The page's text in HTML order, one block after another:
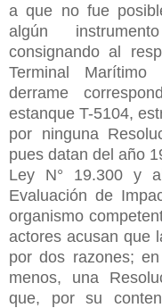
a que no fue
algún
consignando al
Terminal
derrame
estanque T-5104,
por ninguna
pues datan del año
Ley N° 19.300 y
Evaluación de
organismo
actores acusan que
por dos razones;
menos, una
que, por su